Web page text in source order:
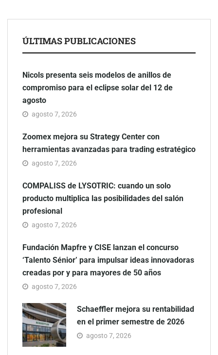
ÚLTIMAS PUBLICACIONES
Nicols presenta seis modelos de anillos de
compromiso para el eclipse solar del 12 de
agosto
agosto 7, 2026
Zoomex mejora su Strategy Center con
herramientas avanzadas para trading estratégico
agosto 7, 2026
COMPALISS de LYSOTRIC: cuando un solo
producto multiplica las posibilidades del salón
profesional
agosto 7, 2026
Fundación Mapfre y CISE lanzan el concurso
‘Talento Sénior’ para impulsar ideas innovadoras
creadas por y para mayores de 50 años
agosto 7, 2026
Schaeffler mejora su rentabilidad
en el primer semestre de 2026
agosto 7, 2026